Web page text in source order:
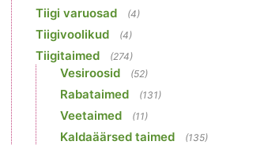
Tiigi varuosad (4)
Tiigivoolikud (4)
Tiigitaimed (274)
Vesiroosid (52)
Rabataimed (131)
Veetaimed (11)
Kaldaäärsed taimed (135)